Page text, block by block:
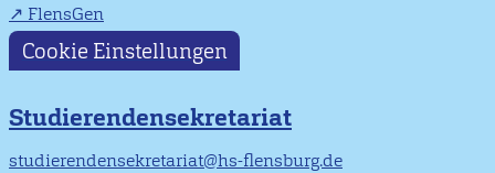
FlensGen
Cookie Einstellungen
Studierendensekretariat
studierendensekretariat@hs-flensburg.de